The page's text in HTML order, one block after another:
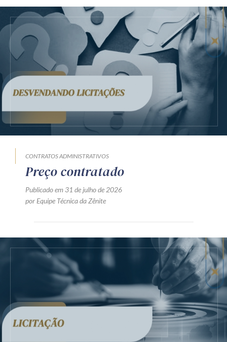
CONTRATOS ADMINISTRATIVOS
Preço contratado
Publicado em 31 de julho de 2026
por Equipe Técnica da Zênite